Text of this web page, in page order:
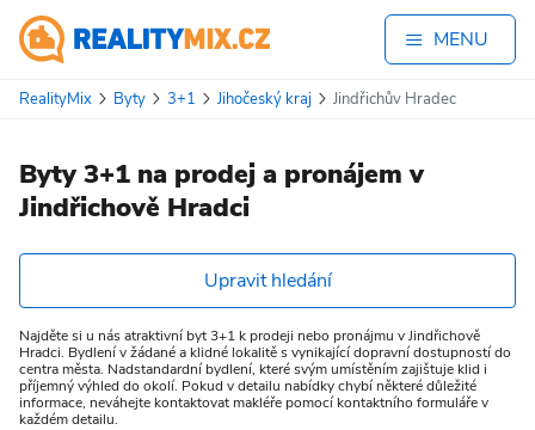
MENU
RealityMix Byty 3+1 Jihočeský kraj Jindřichův Hradec
Byty 3+1 na prodej a pronájem v
Jindřichově Hradci
Upravit hledání
Najděte si u nás atraktivní byt 3+1 k prodeji nebo pronájmu v Jindřichově
Hradci. Bydlení v žádané a klidné lokalitě s vynikající dopravní dostupností do
centra města. Nadstandardní bydlení, které svým umístěním zajištuje klid i
příjemný výhled do okolí. Pokud v detailu nabídky chybí některé důležité
informace, neváhejte kontaktovat makléře pomocí kontaktního formuláře v
každém detailu.